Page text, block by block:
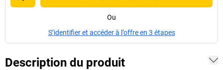
Ou
S’identifier et accéder à l’offre en 3 étapes
Description du produit